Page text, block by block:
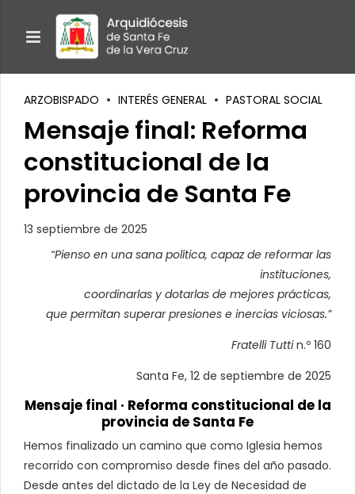
ARZOBISPADO INTERÉS GENERAL PASTORAL SOCIAL
Mensaje final: Reforma
constitucional de la
provincia de Santa Fe
13 septiembre de 2025
“Pienso en una sana política, capaz de reformar las
instituciones,
coordinarlas y dotarlas de mejores prácticas,
que permitan superar presiones e inercias viciosas.”
Fratelli Tuttin.º 160
Santa Fe, 12 de septiembre de 2025
Mensaje final · Reforma constitucional de la
provincia de Santa Fe
Hemos finalizado un camino que como Iglesia hemos
recorrido con compromiso desde fines del año pasado.
Desde antes del dictado de la Ley de Necesidad de